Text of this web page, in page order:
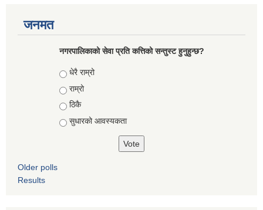
जनमत
नगरपालिकाको सेवा प्रति कत्तिको सन्तुस्ट हुनुहुन्छ?
Choices
धेरै राम्रो
राम्रो
ठिकै
सुधारको आवस्यकता
Older polls
Results